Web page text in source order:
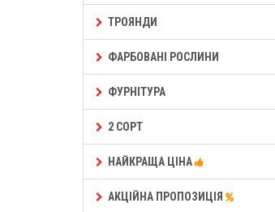
ТРОЯНДИ
ФАРБОВАНІ РОСЛИНИ
ФУРНІТУРА
2 СОРТ
НАЙКРАЩА ЦІНА
АКЦІЙНА ПРОПОЗИЦІЯ